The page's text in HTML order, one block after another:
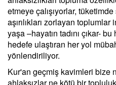
etmeye çalışıyorlar, tüketimde
aşırılıkları zorlayan toplumlar
yaşa –hayatın tadını çıkar-
hedefe ulaştıran her yol
yönlendiriliyor.
Kur'an geçmiş kavimleri bize